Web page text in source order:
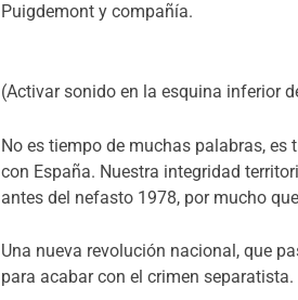
Puigdemont y compañía.
(Activar sonido en la esquina inferior
No es tiempo de muchas palabras,
con España. Nuestra integridad
antes del nefasto 1978, por mucho
Una nueva revolución nacional, que
para acabar con el crimen separatista.